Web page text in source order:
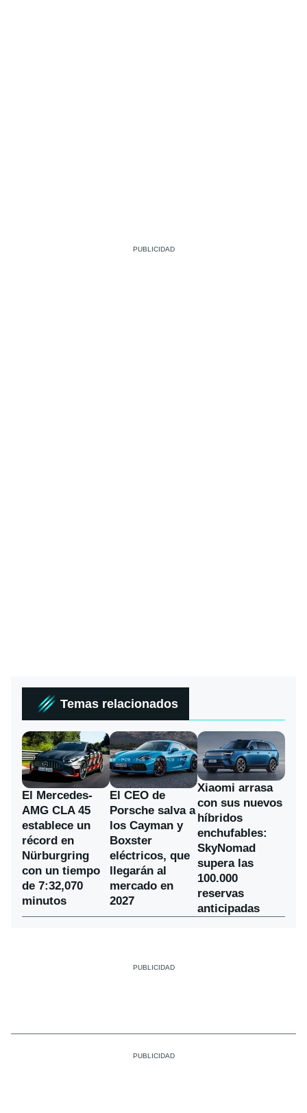
Temas relacionados
El Mercedes-
AMG CLA 45
establece un
récord en
Nürburgring
con un tiempo
de 7:32,070
minutos
El CEO de
Porsche salva a
los Cayman y
Boxster
eléctricos, que
llegarán al
mercado en
2027
Xiaomi arrasa
con sus nuevos
híbridos
enchufables:
SkyNomad
supera las
100.000
reservas
anticipadas